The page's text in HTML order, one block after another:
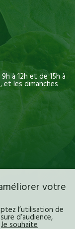
à 12h et de 15h à
et les dimanches
votre
l’utilisation de
d’audience,
Je souhaite